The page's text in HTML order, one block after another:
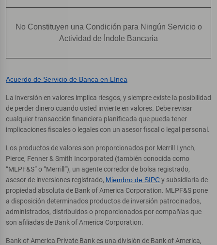
No Constituyen una Condición para Ningún Servicio o
Actividad de Índole Bancaria
Acuerdo de Servicio de Banca en Línea
La inversión en valores implica riesgos, y siempre existe la posibilidad
de perder dinero cuando usted invierte en valores. Debe revisar
cualquier transacción financiera planificada que pueda tener
implicaciones fiscales o legales con un asesor fiscal o legal personal.
Los productos de valores son proporcionados por Merrill Lynch,
Pierce, Fenner & Smith Incorporated (también conocida como
“MLPF&S” o “Merrill”), un agente corredor de bolsa registrado,
asesor de inversiones registrado, Miembro de SIPCy subsidiaria de
propiedad absoluta de Bank of America Corporation. MLPF&S pone
a disposición determinados productos de inversión patrocinados,
administrados, distribuidos o proporcionados por compañías que
son afiliadas de Bank of America Corporation.
Bank of America Private Bank es una división de Bank of America,